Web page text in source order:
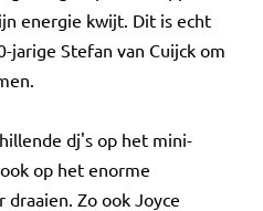
energie kwijt. Dit is echt
jarige Stefan van Cuijck om
dj's op het mini-
op het enorme
Zo ook Joyce